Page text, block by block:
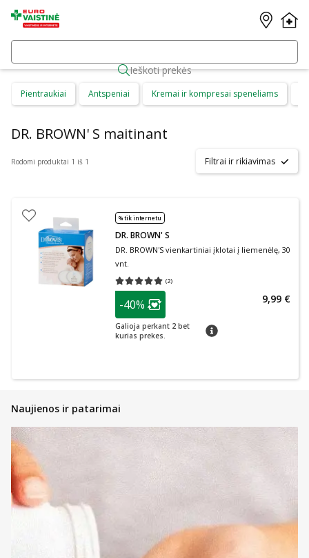
Ieškoti prekės
Pientraukiai Antspeniai Kremai ir kompresai speneliams
DR. BROWN' S maitinant
Rodomi produktai 1 iš 1 Filtrai ir rikiavimas
% tik internetu
DR. BROWN' S
DR. BROWN'S vienkartiniai įklotai į liemenėlę, 30
vnt.
(2)
Vidutinis įvertinimas 5.00
patarimas
Lojalumo klubo narių nuolaida
-40%
Galioja perkant 2 bet
kurias prekes.
patarimas
9,99 €
Naujienos ir patarimai